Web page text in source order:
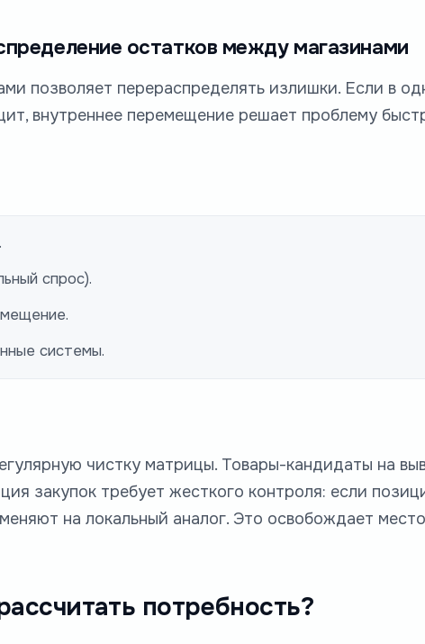
остатков между магазинами
позволяет перераспределять излишки. Если в
внутреннее перемещение решает проблему
спрос).
системы.
чистку матрицы. Товары-кандидаты на
закупок требует жесткого контроля: если
на локальный аналог. Это освобождает
потребность?